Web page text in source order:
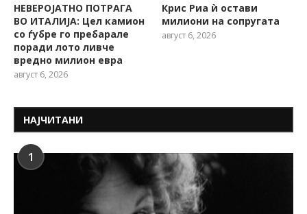
НЕВЕРОЈАТНО ПОТРАГА
ВО ИТАЛИЈА: Цел камион
со ѓубре го пребарале
поради лото ливче
вредно милион евра
август 6, 2026
Крис Риа ѝ остави
милиони на сопругата
август 6, 2026
НАЈЧИТАНИ
1